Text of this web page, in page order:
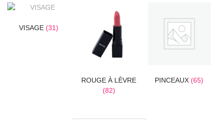
VISAGE(31)
ROUGE À LÈVRE
(82)
PINCEAUX(65)